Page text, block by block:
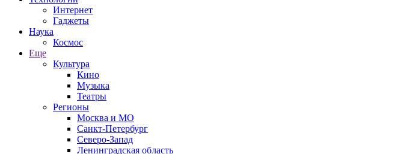
Интернет
Гаджеты
Наука
Космос
Еще
Культура
Кино
Музыка
Театры
Регионы
Москва и МО
Санкт-Петербург
Северо-Запад
Ленинградская область